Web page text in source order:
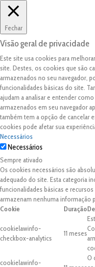
Fechar
Visão geral de privacidade
Este site usa cookies para
site. Destes, os cookies que são
armazenados no seu navegador,
funcionalidades básicas do site.
ajudam a analisar e entender
armazenados em seu navegador
também tem a opção de cancelar
cookies pode afetar sua
Necessários
Necessários
Sempre ativado
Os cookies necessários são
adequado do site. Esta categoria
funcionalidades básicas e
armazenam nenhuma informação
Cookie
Duração
cookielawinfo-
checkbox-analytics
11 meses
cookielawinfo-
O